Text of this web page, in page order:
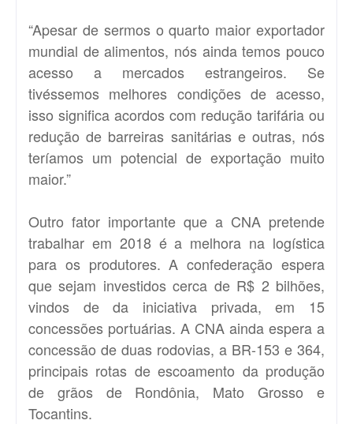
“Apesar de sermos o quarto maior exportador
mundial de alimentos, nós ainda temos pouco
acesso a mercados estrangeiros. Se
tivéssemos melhores condições de acesso,
isso significa acordos com redução tarifária ou
redução de barreiras sanitárias e outras, nós
teríamos um potencial de exportação muito
maior.”
Outro fator importante que a CNA pretende
trabalhar em 2018 é a melhora na logística
para os produtores. A confederação espera
que sejam investidos cerca de R$ 2 bilhões,
vindos de da iniciativa privada, em 15
concessões portuárias. A CNA ainda espera a
concessão de duas rodovias, a BR-153 e 364,
principais rotas de escoamento da produção
de grãos de Rondônia, Mato Grosso e
Tocantins.